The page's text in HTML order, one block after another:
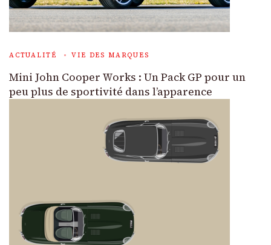
ACTUALITÉ VIE DES MARQUES
Mini John Cooper Works : Un Pack GP pour un
peu plus de sportivité dans l’apparence